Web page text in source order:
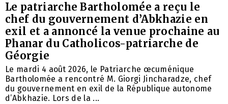
Le patriarche Bartholomée a reçu le
chef du gouvernement d’Abkhazie en
exil et a annoncé la venue prochaine au
Phanar du Catholicos-patriarche de
Géorgie
Le mardi 4 août 2026, le Patriarche œcuménique
Bartholomée a rencontré M. Giorgi Jincharadze, chef
du gouvernement en exil de la République autonome
d’Abkhazie. Lors de la ...